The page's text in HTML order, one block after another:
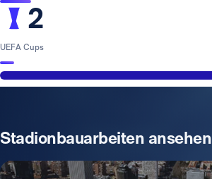
2
UEFA Cups
Stadionbauarbeiten ansehen